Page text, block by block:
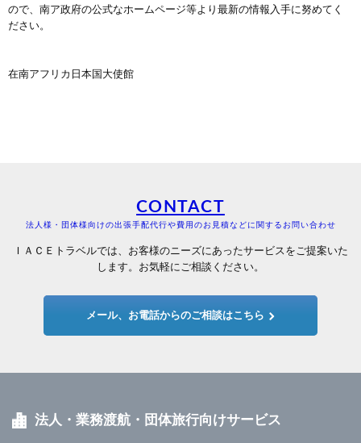
ので、南ア政府の公式なホームページ等より最新の情報入手に努めてく
ださい。
在南アフリカ日本国大使館
CONTACT
法人様・団体様向けの出張手配代行や費用のお見積などに関するお問い合わせ
ＩＡＣＥトラベルでは、お客様のニーズにあったサービスをご提案いた
します。お気軽にご相談ください。
メール、お電話からのご相談はこちら
法人・業務渡航・団体旅行向けサービス